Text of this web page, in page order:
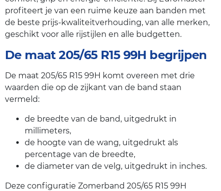
profiteert je van een ruime keuze aan banden met
de beste prijs-kwaliteitverhouding, van alle merken,
geschikt voor alle rijstijlen en alle budgetten.
De maat 205/65 R15 99H begrijpen
De maat 205/65 R15 99H komt overeen met drie
waarden die op de zijkant van de band staan
vermeld:
de breedte van de band, uitgedrukt in
millimeters,
de hoogte van de wang, uitgedrukt als
percentage van de breedte,
de diameter van de velg, uitgedrukt in inches.
Deze configuratie Zomerband 205/65 R15 99H